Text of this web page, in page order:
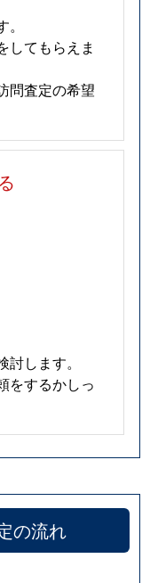
してもらえま
問査定の希望
します。
をするかしっ
の流れ